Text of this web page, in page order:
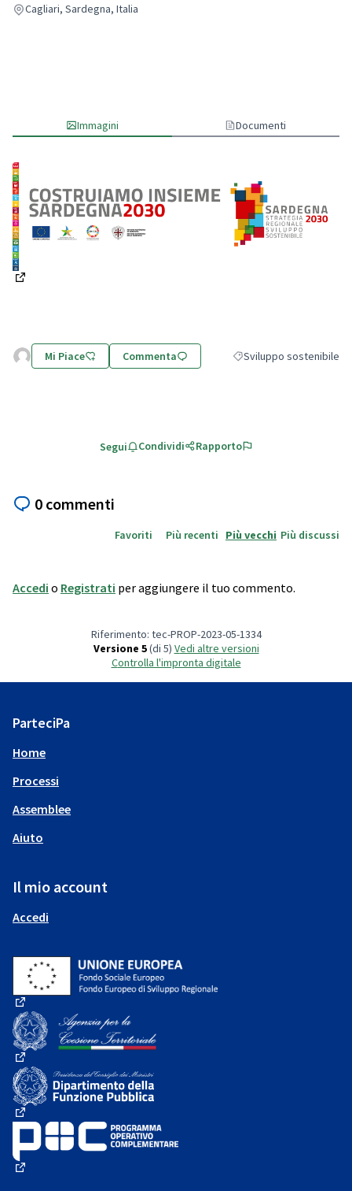
Cagliari, Sardegna, Italia
Immagini Documenti
Mi Piace Commenta Filtra i risultati per
Sviluppo sostenibile
Segui Condividi Rapporto
0 commenti
Favoriti Più recenti Più vecchi Più discussi
Accedi o Registrati per aggiungere il tuo commento.
Riferimento: tec-PROP-2023-05-1334
Versione 5(di 5) vedi altre versioni
Controlla l'impronta digitale
ParteciPa
Home
Processi
Assemblee
Aiuto
Il mio account
Accedi
(Collegamento esterno)
(Collegamento esterno)
(Collegamento esterno)